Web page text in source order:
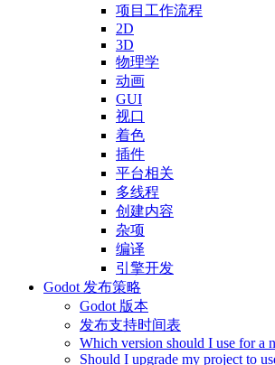
项目工作流程
2D
3D
物理学
动画
GUI
视口
着色
插件
平台相关
多线程
创建内容
杂项
编译
引擎开发
Godot 发布策略
Godot 版本
发布支持时间表
Which version should I use for a
Should I upgrade my project to